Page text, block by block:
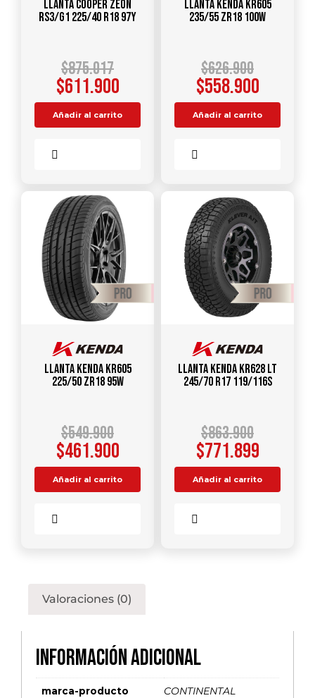
Llanta COOPER ZEON
RS3/G1 225/40 R18 97Y
$875.017
$611.900
Añadir al carrito
Llanta KENDA KR605
235/55 ZR18 100W
$626.900
$558.900
Añadir al carrito
Llanta KENDA KR605
225/50 ZR18 95W
$549.900
$461.900
Añadir al carrito
Llanta KENDA KR628 LT
245/70 R17 119/116S
$863.900
$771.899
Añadir al carrito
Valoraciones (0)
Información adicional
marca-producto CONTINENTAL